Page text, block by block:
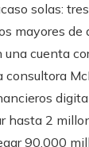
solas:
mayores de
cuenta
consultora
hasta 2
90.000